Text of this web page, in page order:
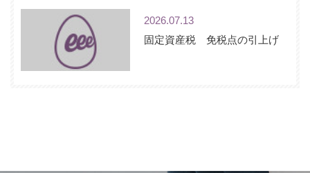
2026.07.13
固定資産税 免税点の引上げ